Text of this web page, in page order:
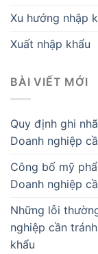
Xu hướng nhập
Xuất nhập khẩu
BÀI VIẾT MỚI
Quy định ghi
Doanh nghiệp
Công bố mỹ
Doanh nghiệp
Những lỗi
nghiệp cần
khẩu